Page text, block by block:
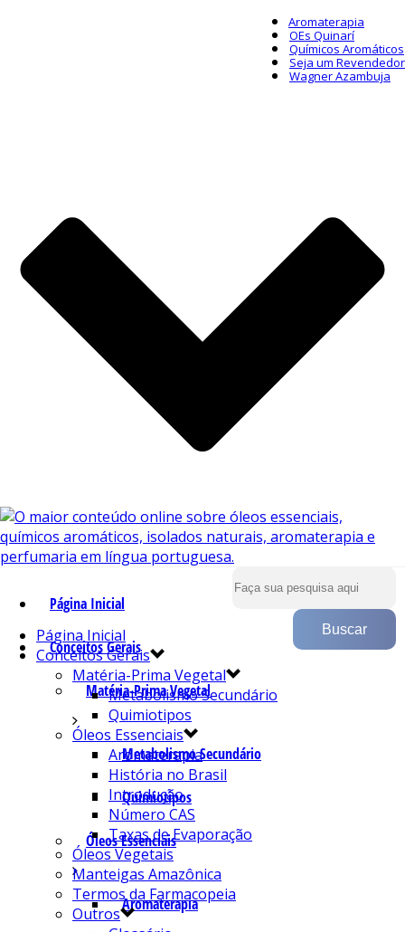
Aromaterapia
OEs Quinarí
Químicos Aromáticos
Seja um Revendedor
Wagner Azambuja
Página Inicial
Conceitos Gerais
Matéria-Prima Vegetal
Metabolismo Secundário
Quimiotipos
Óleos Essenciais
Aromaterapia
Página Inicial
Conceitos Gerais
Matéria-Prima Vegetal
Metabolismo Secundário
Quimiotipos
Óleos Essenciais
Aromaterapia
História no Brasil
Introdução
Número CAS
Taxas de Evaporação
Óleos Vegetais
Manteigas Amazônica
Termos da Farmacopeia
Outros